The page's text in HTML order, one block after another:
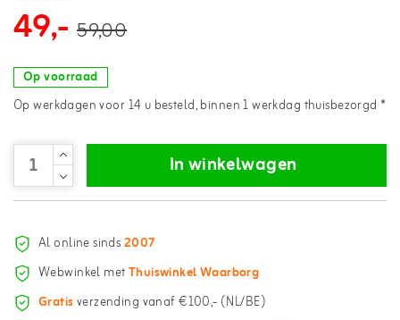
49,- 59,00
Op voorraad
Op werkdagen voor 14 u besteld, binnen 1 werkdag thuisbezorgd *
In winkelwagen
Al online sinds2007
Webwinkel metThuiswinkel Waarborg
Gratisverzending vanaf €100,- (NL/BE)